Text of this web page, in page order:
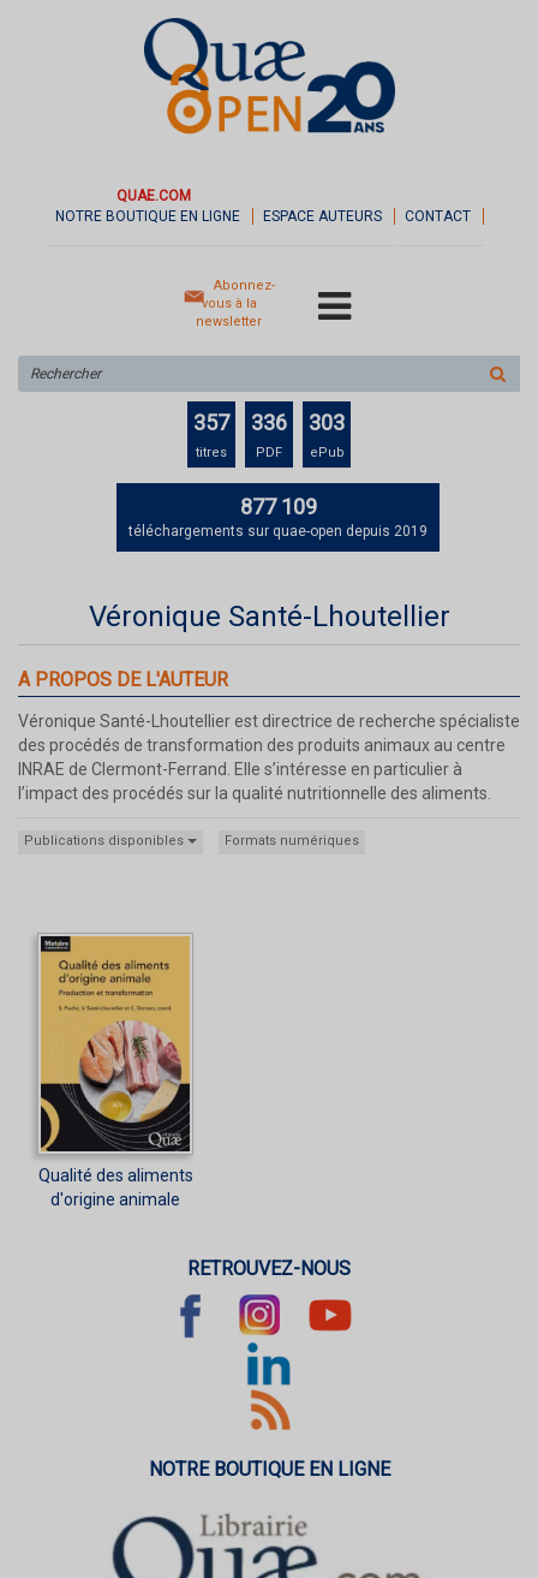
QUAE.COM
NOTRE BOUTIQUE EN LIGNE
ESPACE AUTEURS CONTACT
Abonnez-
vous à la
newsletter
sur
le
357
titres
336
PDF
303
ePub
877 109
téléchargements sur quae-open depuis 2019
Véronique Santé-Lhoutellier
A PROPOS DE L'AUTEUR
Véronique Santé-Lhoutellier est directrice de recherche spécialiste
des procédés de transformation des produits animaux au centre
INRAE de Clermont-Ferrand. Elle s’intéresse en particulier à
l’impact des procédés sur la qualité nutritionnelle des aliments.
Publications disponibles Formats numériques
Qualité des aliments
d'origine animale
RETROUVEZ-NOUS
NOTRE BOUTIQUE EN LIGNE